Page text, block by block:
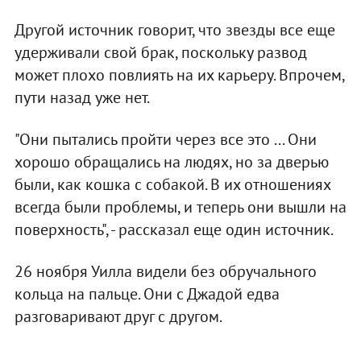
Другой источник говорит, что звезды все еще
удерживали свой брак, поскольку развод
может плохо повлиять на их карьеру.Впрочем,
пути назад уже нет.
"Они пытались пройти через все это ... Они
хорошо обращались на людях, но за дверью
были, как кошка с собакой. В их отношениях
всегда были проблемы, и теперь они вышли на
поверхность", - рассказал еще один источник.
26 ноября Уилла видели без обручального
кольца на пальце.Они с Джадой едва
разговаривают друг с другом.